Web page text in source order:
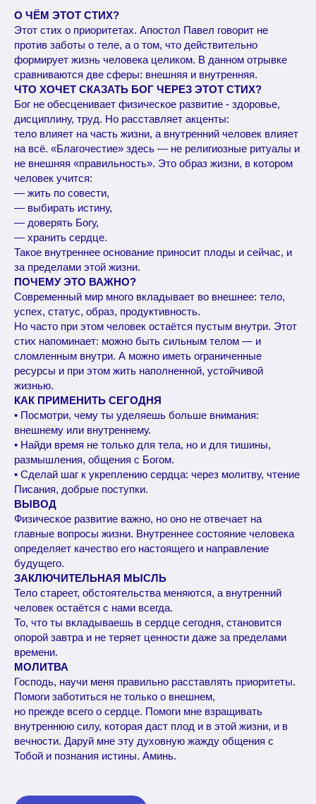
О ЧЁМ ЭТОТ СТИХ?
Этот стих о приоритетах. Апостол Павел говорит не
против заботы о теле, а о том, что действительно
формирует жизнь человека целиком. В данном отрывке
сравниваются две сферы: внешняя и внутренняя.
ЧТО ХОЧЕТ СКАЗАТЬ БОГ ЧЕРЕЗ ЭТОТ СТИХ?
Бог не обесценивает физическое развитие - здоровье,
дисциплину, труд. Но расставляет акценты:
тело влияет на часть жизни, а внутренний человек влияет
на всё. «Благочестие» здесь — не религиозные ритуалы и
не внешняя «правильность». Это образ жизни, в котором
человек учится:
— жить по совести,
— выбирать истину,
— доверять Богу,
— хранить сердце.
Такое внутреннее основание приносит плоды и сейчас, и
за пределами этой жизни.
ПОЧЕМУ ЭТО ВАЖНО?
Современный мир много вкладывает во внешнее: тело,
успех, статус, образ, продуктивность.
Но часто при этом человек остаётся пустым внутри. Этот
стих напоминает: можно быть сильным телом — и
сломленным внутри. А можно иметь ограниченные
ресурсы и при этом жить наполненной, устойчивой
жизнью.
КАК ПРИМЕНИТЬ СЕГОДНЯ
• Посмотри, чему ты уделяешь больше внимания:
внешнему или внутреннему.
• Найди время не только для тела, но и для тишины,
размышления, общения с Богом.
• Сделай шаг к укреплению сердца: через молитву, чтение
Писания, добрые поступки.
ВЫВОД
Физическое развитие важно, но оно не отвечает на
главные вопросы жизни. Внутреннее состояние человека
определяет качество его настоящего и направление
будущего.
ЗАКЛЮЧИТЕЛЬНАЯ МЫСЛЬ
Тело стареет, обстоятельства меняются, а внутренний
человек остаётся с нами всегда.
То, что ты вкладываешь в сердце сегодня, становится
опорой завтра и не теряет ценности даже за пределами
времени.
МОЛИТВА
Господь, научи меня правильно расставлять приоритеты.
Помоги заботиться не только о внешнем,
но прежде всего о сердце. Помоги мне взращивать
внутреннюю силу, которая даст плод и в этой жизни, и в
вечности. Даруй мне эту духовную жажду общения с
Тобой и познания истины. Аминь.